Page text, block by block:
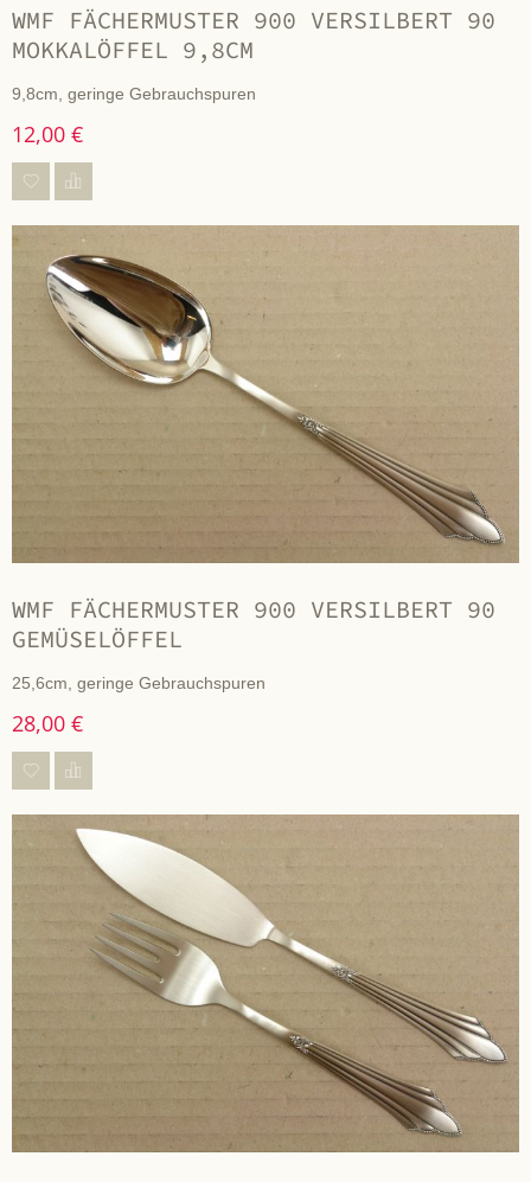
WMF FÄCHERMUSTER 900 VERSILBERT 90
MOKKALÖFFEL 9,8CM
9,8cm, geringe Gebrauchspuren
12,00 €
WMF FÄCHERMUSTER 900 VERSILBERT 90
GEMÜSELÖFFEL
25,6cm, geringe Gebrauchspuren
28,00 €